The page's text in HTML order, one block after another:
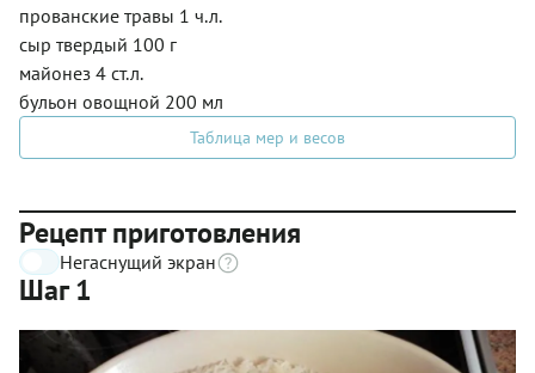
прованские травы 1 ч.л.
сыр твердый 100 г
майонез 4 ст.л.
бульон овощной 200 мл
Таблица мер и весов
Рецепт приготовления
Негаснущий экран
Шаг 1